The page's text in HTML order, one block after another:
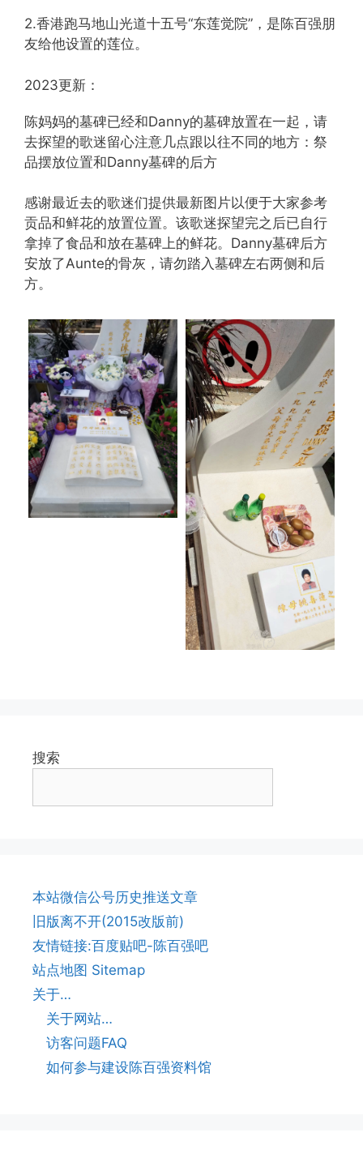
2.香港跑马地山光道十五号“东莲觉院”，是陈百强朋
友给他设置的莲位。
2023更新：
陈妈妈的墓碑已经和Danny的墓碑放置在一起，请
去探望的歌迷留心注意几点跟以往不同的地方：祭
品摆放位置和Danny墓碑的后方
感谢最近去的歌迷们提供最新图片以便于大家参考
贡品和鲜花的放置位置。该歌迷探望完之后已自行
拿掉了食品和放在墓碑上的鲜花。Danny墓碑后方
安放了Aunte的骨灰，请勿踏入墓碑左右两侧和后
方。
搜索
本站微信公号历史推送文章
旧版离不开(2015改版前)
友情链接:百度贴吧-陈百强吧
站点地图 Sitemap
关于…
关于网站…
访客问题FAQ
如何参与建设陈百强资料馆